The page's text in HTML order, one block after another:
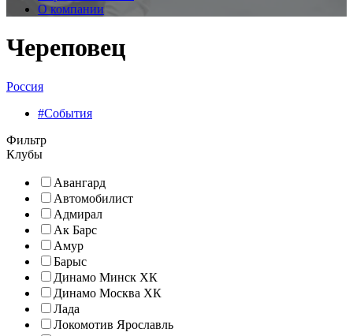
О компании
Череповец
Россия
#События
Фильтр
Клубы
Авангард
Автомобилист
Адмирал
Ак Барс
Амур
Барыс
Динамо Минск ХК
Динамо Москва ХК
Лада
Локомотив Ярославль